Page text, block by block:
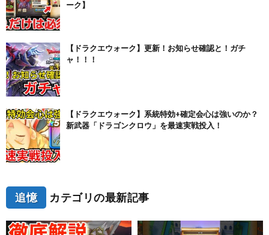
ーク】
【ドラクエウォーク】更新！お知らせ確認と！ガチ
ャ！！！
【ドラクエウォーク】系統特効+確定会心は強いのか？
新武器「ドラゴンクロウ」を最速実戦投入！
追憶 カテゴリの最新記事